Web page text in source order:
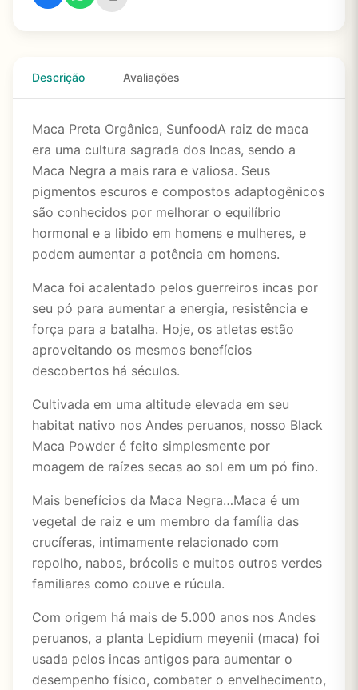
Descrição Avaliações
Maca Preta Orgânica, SunfoodA raiz de maca
era uma cultura sagrada dos Incas, sendo a
Maca Negra a mais rara e valiosa. Seus
pigmentos escuros e compostos adaptogênicos
são conhecidos por melhorar o equilíbrio
hormonal e a libido em homens e mulheres, e
podem aumentar a potência em homens.
Maca foi acalentado pelos guerreiros incas por
seu pó para aumentar a energia, resistência e
força para a batalha. Hoje, os atletas estão
aproveitando os mesmos benefícios
descobertos há séculos.
Cultivada em uma altitude elevada em seu
habitat nativo nos Andes peruanos, nosso Black
Maca Powder é feito simplesmente por
moagem de raízes secas ao sol em um pó fino.
Mais benefícios da Maca Negra…Maca é um
vegetal de raiz e um membro da família das
crucíferas, intimamente relacionado com
repolho, nabos, brócolis e muitos outros verdes
familiares como couve e rúcula.
Com origem há mais de 5.000 anos nos Andes
peruanos, a planta Lepidium meyenii (maca) foi
usada pelos incas antigos para aumentar o
desempenho físico, combater o envelhecimento,